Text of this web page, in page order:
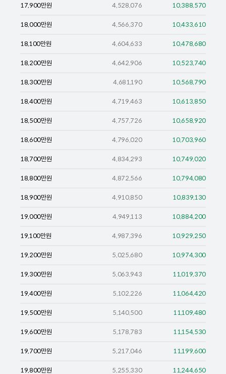
17,900만원 4,528,076 10,388,570
18,000만원 4,566,370 10,433,610
18,100만원 4,604,633 10,478,680
18,200만원 4,642,906 10,523,740
18,300만원 4,681,190 10,568,790
18,400만원 4,719,463 10,613,850
18,500만원 4,757,726 10,658,920
18,600만원 4,796,020 10,703,960
18,700만원 4,834,293 10,749,020
18,800만원 4,872,566 10,794,080
18,900만원 4,910,850 10,839,130
19,000만원 4,949,113 10,884,200
19,100만원 4,987,396 10,929,250
19,200만원 5,025,680 10,974,300
19,300만원 5,063,943 11,019,370
19,400만원 5,102,226 11,064,420
19,500만원 5,140,500 11,109,480
19,600만원 5,178,783 11,154,530
19,700만원 5,217,046 11,199,600
19,800만원 5,255,330 11,244,650